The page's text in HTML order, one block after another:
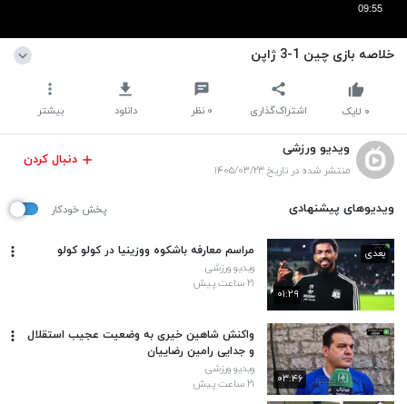
09:55
خلاصه بازی چین 1-3 ژاپن
اشتراک‌گذاری ۰ نظر دانلود بیشتر ۰ لایک
ویدیو ورزشی
منتشر شده در تاریخ ۱۴۰۵/۰۳/۲۳
دنبال کردن
ویدیوهای پیشنهادی پخش خودکار
۰۱:۲۹
بعدی مراسم معارفه باشکوه ووزینیا در کولو کولو
ویدیو ورزشی
۲۱ ساعت پیش
۰۳:۴۶
واکنش شاهین خیری به وضعیت عجیب استقلال
و جدایی رامین رضاییان
ویدیو ورزشی
۲۱ ساعت پیش